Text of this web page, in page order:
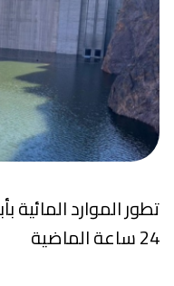
تطور الموارد المائية
24 ساعة الماضية